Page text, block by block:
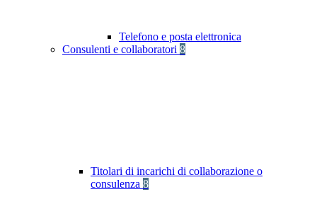
Telefono e posta elettronica
Consulenti e collaboratori 8
Titolari di incarichi di collaborazione o
consulenza 8